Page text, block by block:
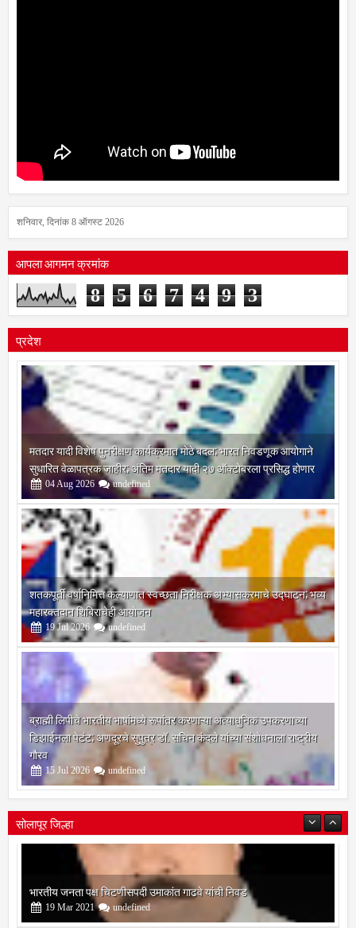
शनिवार, दिनांक 8 ऑगस्ट 2026
आपला आगमन क्रमांक
8 5 6 7 4 9 3
प्रदेश
मतदार यादी विशेष पुनरीक्षण कार्यक्रमात मोठे बदल; भारत निवडणूक आयोगाने
सुधारित वेळापत्रक जाहीर; अंतिम मतदार यादी २७ ऑक्टोबरला प्रसिद्ध होणार
04Aug 2026 undefined
शतकपूर्ती वर्षानिमित्त कल्याणात स्वच्छता निरीक्षक अभ्यासक्रमाचे उद्घाटन; भव्य
महारक्तदान शिबिराचेही आयोजन
19 Jul 2026 undefined
ब्राह्मी लिपीचे भारतीय भाषांमध्ये रूपांतर करणाऱ्या अत्याधुनिक उपकरणाच्या
डिझाईनला पेटंट; अणदूरचे सुपुत्र डॉ. सचिन कंदले यांच्या संशोधनाला राष्ट्रीय
गौरव
15 Jul 2026 undefined
सोलापूर जिल्हा